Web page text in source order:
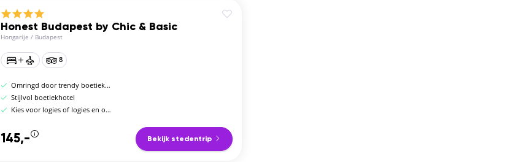
Honest Budapest by Chic & Basic
Hongarije / Budapest
8
Omringd door trendy boetiekjes
Stijlvol boetiekhotel
Kies voor logies of logies en ontbijt
145,- Bekijk stedentrip